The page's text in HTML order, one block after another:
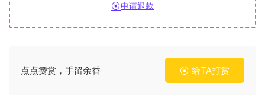
申请退款
点点赞赏，手留余香 给TA打赏